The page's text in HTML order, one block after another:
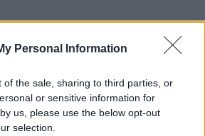
Personal Information
of the sale, sharing to third parties, or
or sensitive information for
us, please use the below opt-out
selection.